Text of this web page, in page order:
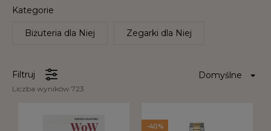
Kategorie
Biżuteria dla Niej Zegarki dla Niej
Filtruj
Liczba wyników 723
-40%